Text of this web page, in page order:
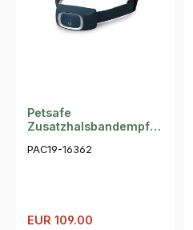
Petsafe
Zusatzhalsbandempfä
900m
PAC19-16362
Verkaufspreis:
EUR 109.00